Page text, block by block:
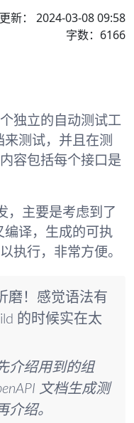
更新： 2024-03-08 09:58
字数：6166
独立的自动测试工
来测试，并且在测
容包括每个接口是
，主要是考虑到了
编译，生成的可执
执行，非常方便。
磨！感觉语法有
的时候实在太
介绍用到的组
文档生成测
介绍。